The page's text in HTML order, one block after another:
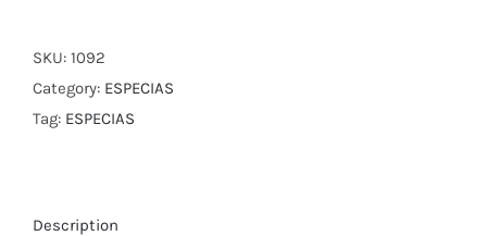
SKU: 1092
Category: ESPECIAS
Tag: ESPECIAS
Description